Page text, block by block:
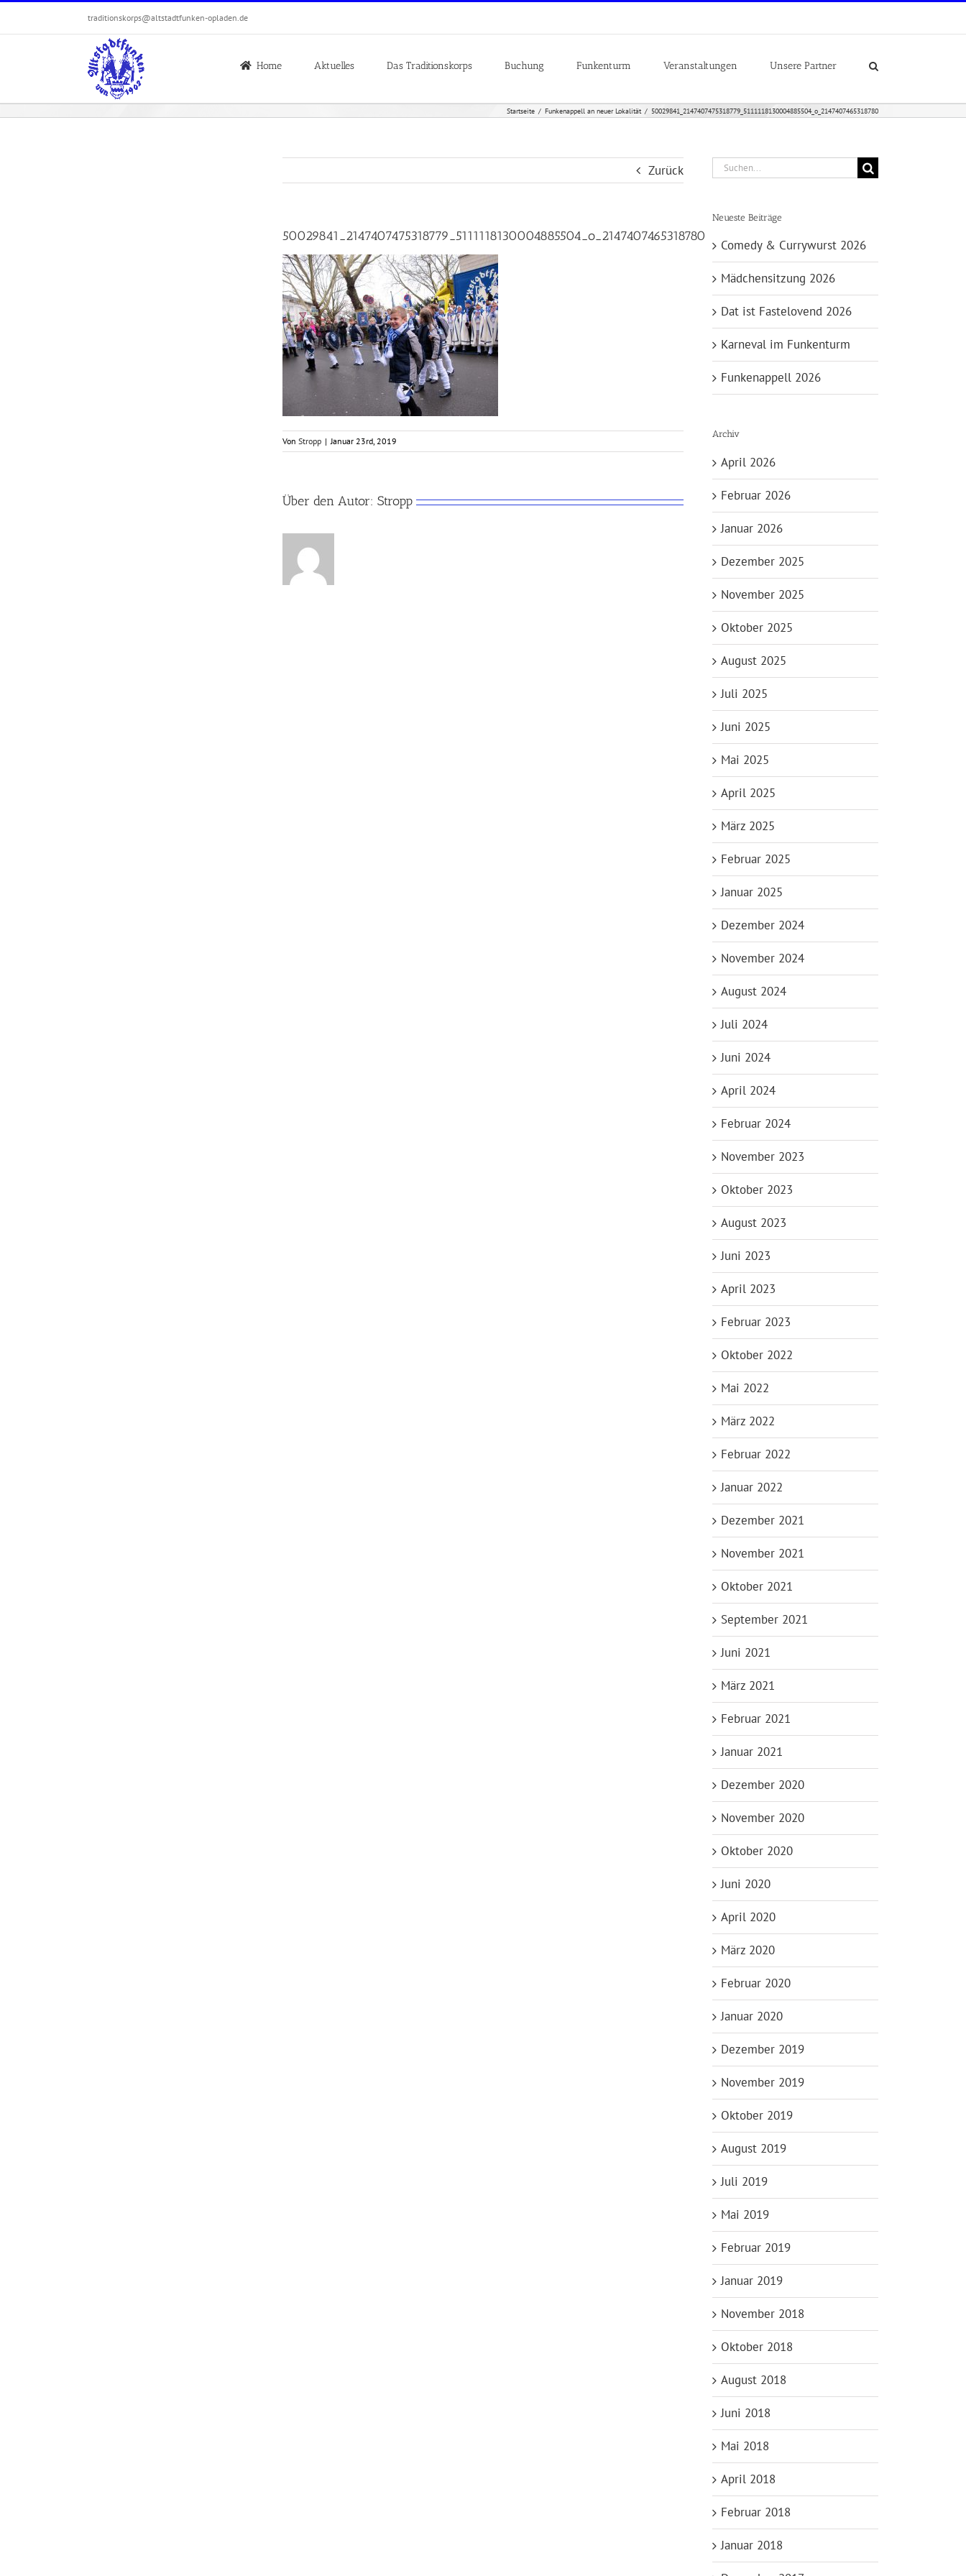
traditionskorps@altstadtfunken-opladen.de
Home Aktuelles Das Traditionskorps Buchung Funkenturm Veranstaltungen Unsere Partner
Startseite Funkenappell an neuer Lokalität 50029841_2147407475318779_5111118130004885504_o_2147407465318780
Zurück
50029841_2147407475318779_5111118130004885504_o_2147407465318780
Von Stropp | Januar 23rd, 2019
Über den Autor: Stropp
Suche
nach:
Neueste Beiträge
Comedy & Currywurst 2026
Mädchensitzung 2026
Dat ist Fastelovend 2026
Karneval im Funkenturm
Funkenappell 2026
Archiv
April 2026
Februar 2026
Januar 2026
Dezember 2025
November 2025
Oktober 2025
August 2025
Juli 2025
Juni 2025
Mai 2025
April 2025
März 2025
Februar 2025
Januar 2025
Dezember 2024
November 2024
August 2024
Juli 2024
Juni 2024
April 2024
Februar 2024
November 2023
Oktober 2023
August 2023
Juni 2023
April 2023
Februar 2023
Oktober 2022
Mai 2022
März 2022
Februar 2022
Januar 2022
Dezember 2021
November 2021
Oktober 2021
September 2021
Juni 2021
März 2021
Februar 2021
Januar 2021
Dezember 2020
November 2020
Oktober 2020
Juni 2020
April 2020
März 2020
Februar 2020
Januar 2020
Dezember 2019
November 2019
Oktober 2019
August 2019
Juli 2019
Mai 2019
Februar 2019
Januar 2019
November 2018
Oktober 2018
August 2018
Juni 2018
Mai 2018
April 2018
Februar 2018
Januar 2018